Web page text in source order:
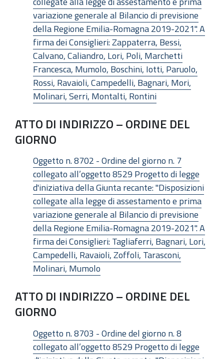
variazione generale al Bilancio di previsione
della Regione Emilia-Romagna 2019-2021". A
firma dei Consiglieri: Zappaterra, Bessi,
Calvano, Caliandro, Lori, Poli, Marchetti
Francesca, Mumolo, Boschini, Iotti, Paruolo,
Rossi, Ravaioli, Campedelli, Bagnari, Mori,
Molinari, Serri, Montalti, Rontini
ATTO DI INDIRIZZO – ORDINE DEL
GIORNO
Oggetto n. 8702 - Ordine del giorno n. 7
collegato all’oggetto 8529 Progetto di legge
d'iniziativa della Giunta recante: "Disposizioni
collegate alla legge di assestamento e prima
variazione generale al Bilancio di previsione
della Regione Emilia-Romagna 2019-2021". A
firma dei Consiglieri: Tagliaferri, Bagnari, Lori,
Campedelli, Ravaioli, Zoffoli, Tarasconi,
Molinari, Mumolo
ATTO DI INDIRIZZO – ORDINE DEL
GIORNO
Oggetto n. 8703 - Ordine del giorno n. 8
collegato all’oggetto 8529 Progetto di legge